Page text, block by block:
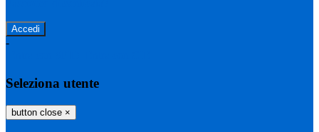
-
Seleziona utente
button close ×